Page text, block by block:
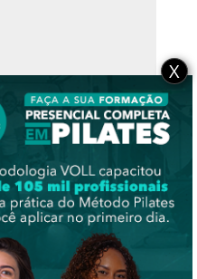
para a próxima
X